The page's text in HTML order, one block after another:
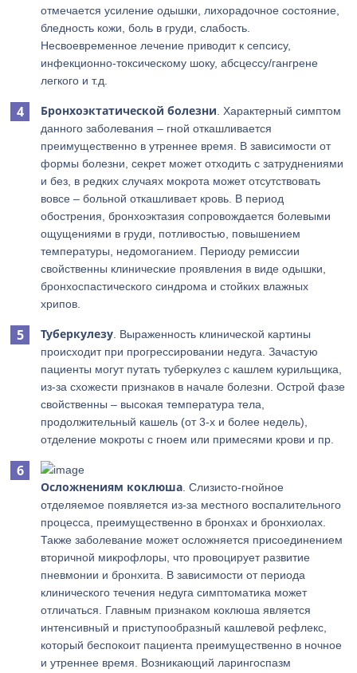
отмечается усиление одышки, лихорадочное состояние,
бледность кожи, боль в груди, слабость.
Несвоевременное лечение приводит к сепсису,
инфекционно-токсическому шоку, абсцессу/гангрене
легкого и т.д.
Бронхоэктатической болезни . Характерный симптом
данного заболевания – гной откашливается
преимущественно в утреннее время. В зависимости от
формы болезни, секрет может отходить с затруднениями
и без, в редких случаях мокрота может отсутствовать
вовсе – больной откашливает кровь. В период
обострения, бронхоэктазия сопровождается болевыми
ощущениями в груди, потливостью, повышением
температуры, недомоганием. Периоду ремиссии
свойственны клинические проявления в виде одышки,
бронхоспастического синдрома и стойких влажных
хрипов.
Туберкулезу . Выраженность клинической картины
происходит при прогрессировании недуга. Зачастую
пациенты могут путать туберкулез с кашлем курильщика,
из-за схожести признаков в начале болезни. Острой фазе
свойственны – высокая температура тела,
продолжительный кашель (от 3-х и более недель),
отделение мокроты с гноем или примесями крови и пр.
Осложнениям коклюша . Слизисто-гнойное
отделяемое появляется из-за местного воспалительного
процесса, преимущественно в бронхах и бронхиолах.
Также заболевание может осложняется присоединением
вторичной микрофлоры, что провоцирует развитие
пневмонии и бронхита. В зависимости от периода
клинического течения недуга симптоматика может
отличаться. Главным признаком коклюша является
интенсивный и приступообразный кашлевой рефлекс,
который беспокоит пациента преимущественно в ночное
и утреннее время. Возникающий ларингоспазм